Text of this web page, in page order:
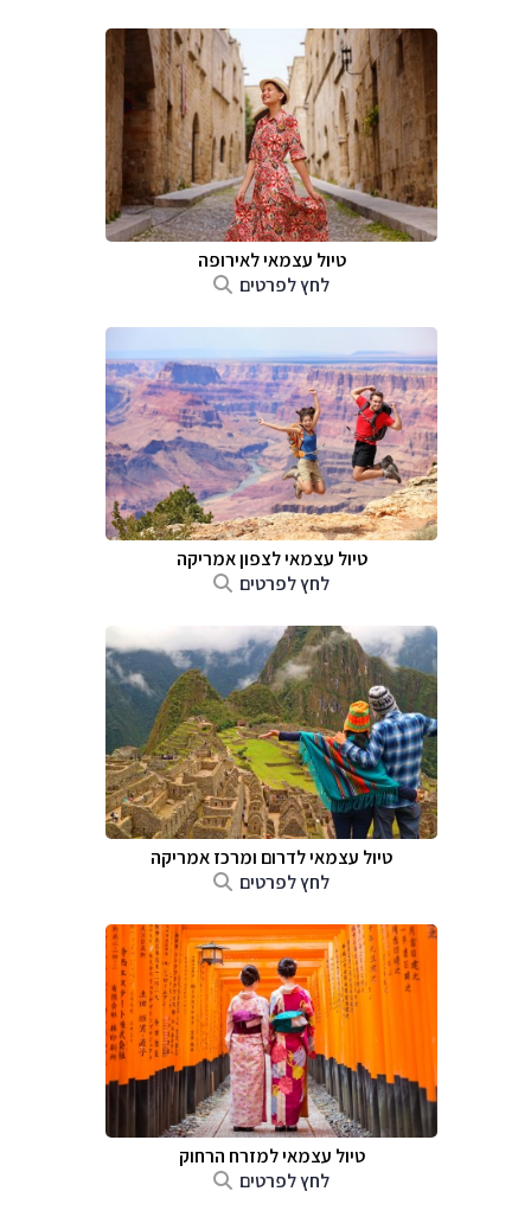
טיול עצמאי לאירופה
לחץ לפרטים
טיול עצמאי לצפון אמריקה
לחץ לפרטים
טיול עצמאי לדרום ומרכז אמריקה
לחץ לפרטים
טיול עצמאי למזרח הרחוק
לחץ לפרטים